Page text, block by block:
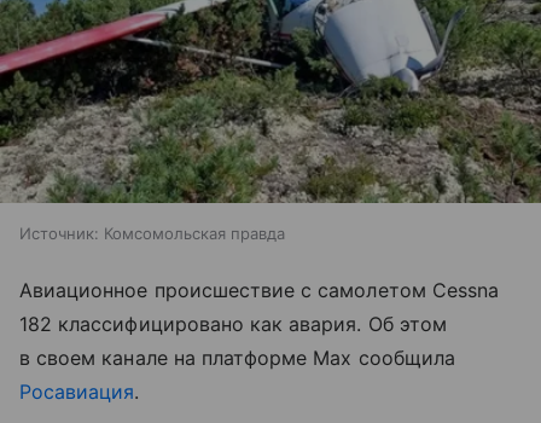
Источник: Комсомольская правда
Авиационное происшествие с самолетом Cessna
182 классифицировано как авария. Об этом
в своем канале на платформе Max сообщила
Росавиация.